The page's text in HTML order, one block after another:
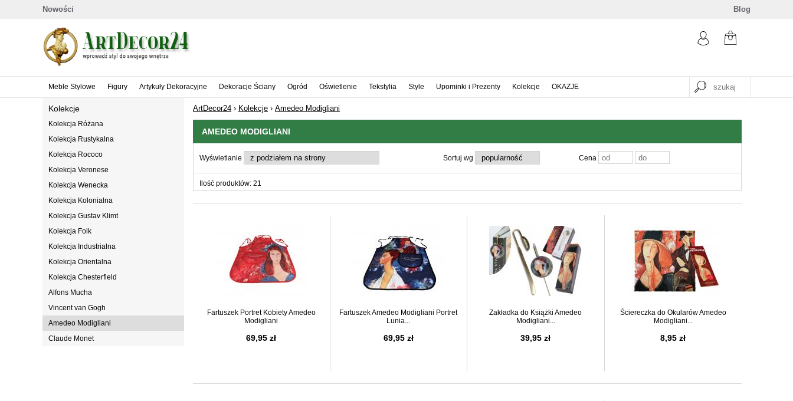
Nowości Blog
Meble Stylowe Figury Artykuły Dekoracyjne Dekoracje Ściany Ogród Oświetlenie Tekstylia Style Upominki i Prezenty Kolekcje OKAZJE
Kolekcje
Kolekcja Różana
Kolekcja Rustykalna
Kolekcja Rococo
Kolekcja Veronese
Kolekcja Wenecka
Kolekcja Kolonialna
Kolekcja Gustav Klimt
Kolekcja Folk
Kolekcja Industrialna
Kolekcja Orientalna
Kolekcja Chesterfield
Alfons Mucha
Vincent van Gogh
Amedeo Modigliani
Claude Monet
ArtDecor24 › Kolekcje › Amedeo Modigliani
AMEDEO MODIGLIANI
Wyświetlanie Sortuj wg Cena
Ilość produktów: 21
Fartuszek Portret Kobiety Amedeo
Modigliani
69,95 zł
Fartuszek Amedeo Modigliani Portret
Lunia...
69,95 zł
Zakładka do Książki Amedeo
Modigliani...
39,95 zł
Ściereczka do Okularów Amedeo
Modigliani...
8,95 zł